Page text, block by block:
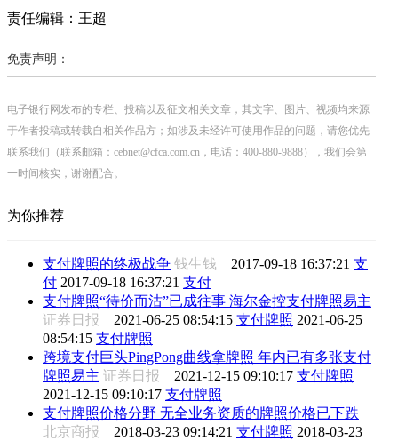
责任编辑：王超
免责声明：
电子银行网发布的专栏、投稿以及征文相关文章，其文字、图片、视频均来源
于作者投稿或转载自相关作品方；如涉及未经许可使用作品的问题，请您优先
联系我们（联系邮箱：cebnet@cfca.com.cn，电话：400-880-9888），我们会第
一时间核实，谢谢配合。
为你推荐
支付牌照的终极战争 钱生钱 2017-09-18 16:37:21 支
付 2017-09-18 16:37:21 支付
支付牌照“待价而沽”已成往事 海尔金控支付牌照易主
证券日报 2021-06-25 08:54:15 支付牌照 2021-06-25
08:54:15 支付牌照
跨境支付巨头PingPong曲线拿牌照 年内已有多张支付
牌照易主 证券日报 2021-12-15 09:10:17 支付牌照
2021-12-15 09:10:17 支付牌照
支付牌照价格分野 无全业务资质的牌照价格已下跌
北京商报 2018-03-23 09:14:21 支付牌照 2018-03-23